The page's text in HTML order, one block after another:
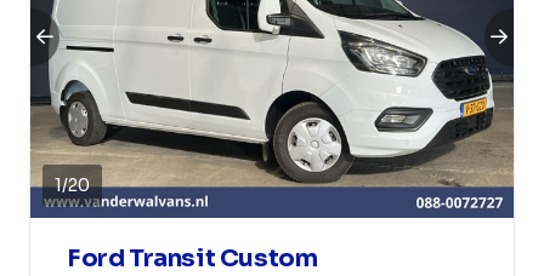
1/20
Ford Transit Custom